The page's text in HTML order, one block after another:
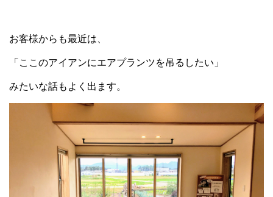
お客様からも最近は、
「ここのアイアンにエアプランツを吊るしたい」
みたいな話もよく出ます。